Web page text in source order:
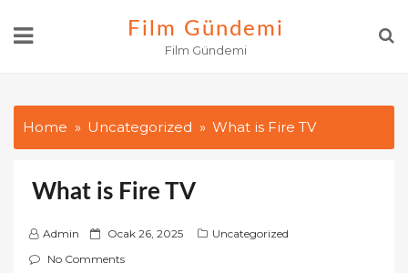
Film Gündemi
Film Gündemi
Home Uncategorized What is Fire TV
What is Fire TV
Admin
P
o
Ocak 26, 2025
Uncategorized
No Comments